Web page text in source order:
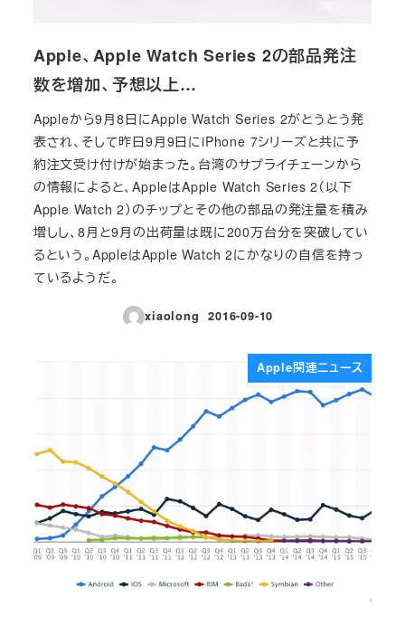
Apple、Apple Watch Series 2の部品発注
数を増加、予想以上…
Appleから9月8日にApple Watch Series 2がとうとう発
表され、そして昨日9月9日にiPhone 7シリーズと共に予
約注文受け付けが始まった。台湾のサプライチェーンから
の情報によると、AppleはApple Watch Series 2（以下
Apple Watch 2）のチップとその他の部品の発注量を積み
増しし、8月と9月の出荷量は既に200万台分を突破してい
るという。AppleはApple Watch 2にかなりの自信を持っ
ているようだ。
xiaolong
投稿日
2016-09-10
Apple関連ニュース